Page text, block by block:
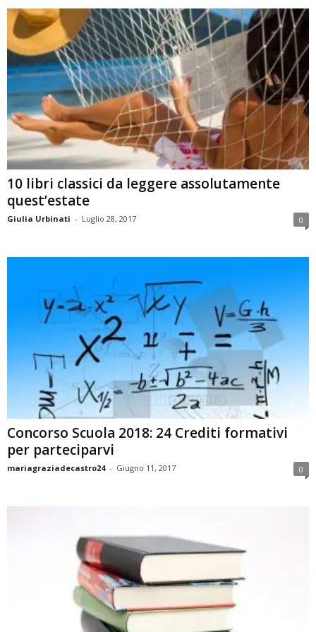
10 libri classici da leggere assolutamente
quest’estate
Giulia Urbinati - Luglio 28, 2017 0
Concorso Scuola 2018: 24 Crediti formativi
per parteciparvi
mariagraziadecastro24 - Giugno 11, 2017 0